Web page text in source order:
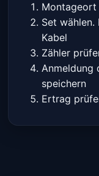
Montageort
Set wählen.
Kabel
Zähler
Anmeldung
speichern
Ertrag